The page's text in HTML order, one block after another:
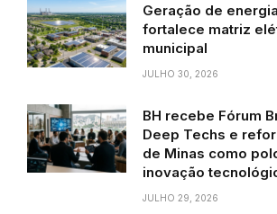
Geração de
fortalece matriz
municipal
JULHO 30, 2026
BH recebe Fórum
Deep Techs e
de Minas como
inovação
JULHO 29, 2026